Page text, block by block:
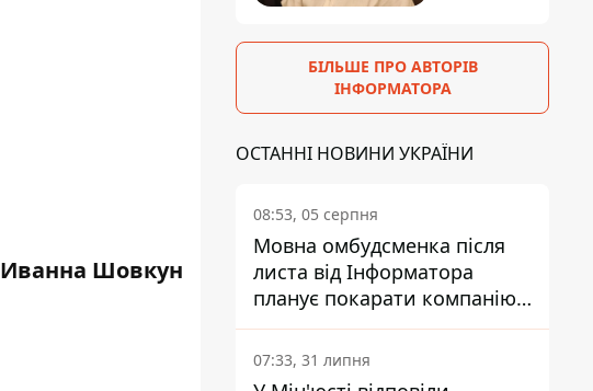
Иванна Шовкун
БІЛЬШЕ ПРО АВТОРІВ
ІНФОРМАТОРА
ОСТАННІ НОВИНИ УКРАЇНИ
08:53, 05 серпня
Мовна омбудсменка після
листа від Інформатора
планує покарати компанію-
підрядника ПриватБанку
07:33, 31 липня